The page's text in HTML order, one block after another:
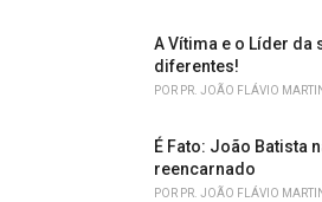
A Vítima e o Líder da
diferentes!
POR PR. JOÃO FLÁVIO
É Fato: João Batista
reencarnado
POR PR. JOÃO FLÁVIO